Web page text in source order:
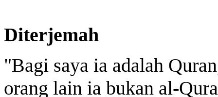
Diterjemah
"Bagi saya ia adalah
orang lain ia bukan al-